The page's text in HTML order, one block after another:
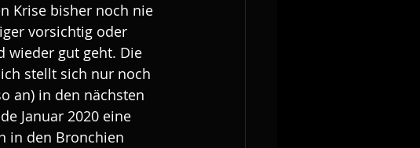
Krise bisher noch nie
vorsichtig oder
wieder gut geht. Die
stellt sich nur noch
an) in den nächsten
Januar 2020 eine
in den Bronchien